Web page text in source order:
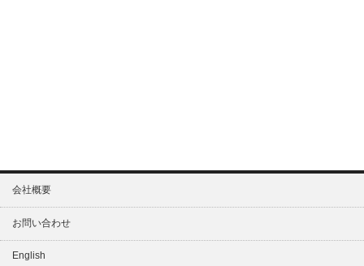
会社概要
お問い合わせ
English